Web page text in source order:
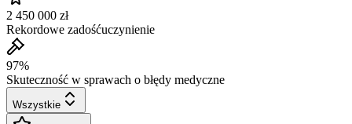
2 450 000 zł
Rekordowe zadośćuczynienie
97%
Skuteczność w sprawach o błędy medyczne
Wszystkie